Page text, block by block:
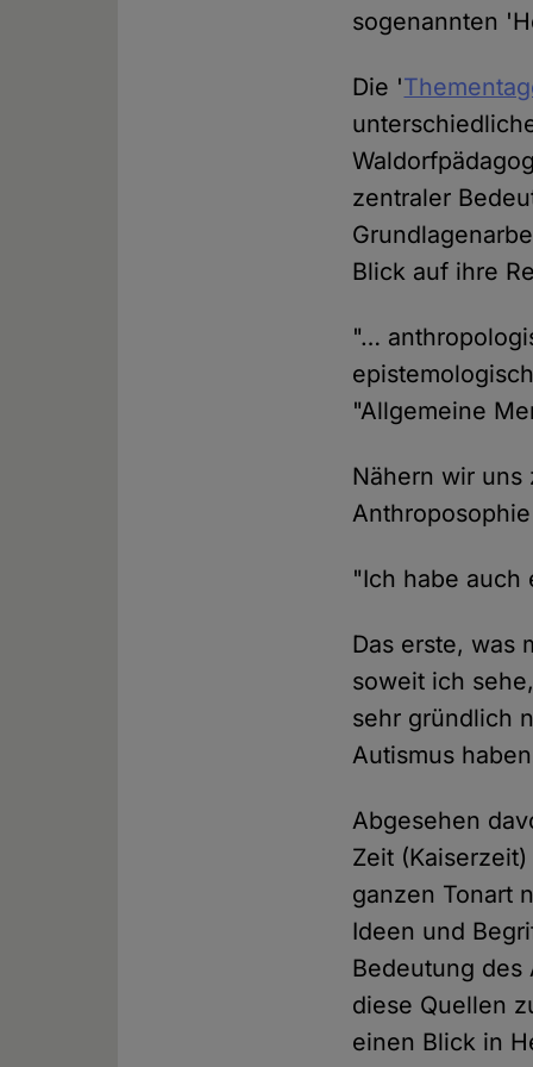
sogenannten
Die '
zentraler
Blick auf ihre
"…
"Allgemeine
Nähern wir
"Ich habe auch
Das erste, was
soweit ich
sehr gründlich
Autismus
Abgesehen
Zeit
ganzen Tonart
Ideen und
Bedeutung
diese Quellen
einen Blick in